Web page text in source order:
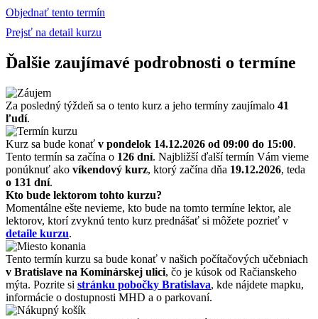
Objednať tento termín
Prejsť na detail kurzu
Ďalšie zaujímavé podrobnosti o termíne
Za posledný týždeň sa o tento kurz a jeho termíny zaujímalo 41
ľudí.
Kurz sa bude konať v pondelok 14.12.2026 od 09:00 do 15:00.
Tento termín sa začína o 126 dní. Najbližší ďalší termín Vám vieme
ponúknuť ako víkendový kurz, ktorý začína dňa 19.12.2026, teda
o 131 dní.
Kto bude lektorom tohto kurzu?
Momentálne ešte nevieme, kto bude na tomto termíne lektor, ale
lektorov, ktorí zvyknú tento kurz prednášať si môžete pozrieť v
detaile kurzu.
Tento termín kurzu sa bude konať v našich počítačových učebniach
v Bratislave na Kominárskej ulici, čo je kúsok od Račianskeho
mýta. Pozrite si stránku pobočky Bratislava, kde nájdete mapku,
informácie o dostupnosti MHD a o parkovaní.